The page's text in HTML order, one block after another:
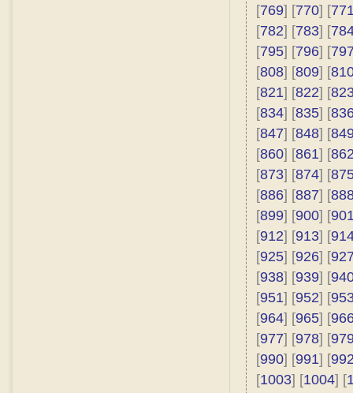
[769] [770] [
[782] [783] [
[795] [796] [
[808] [809] [
[821] [822] [
[834] [835] [
[847] [848] [
[860] [861] [
[873] [874] [
[886] [887] [
[899] [900] [
[912] [913] [
[925] [926] [
[938] [939] [
[951] [952] [
[964] [965] [
[977] [978] [
[990] [991] [
[1003] [1004] [